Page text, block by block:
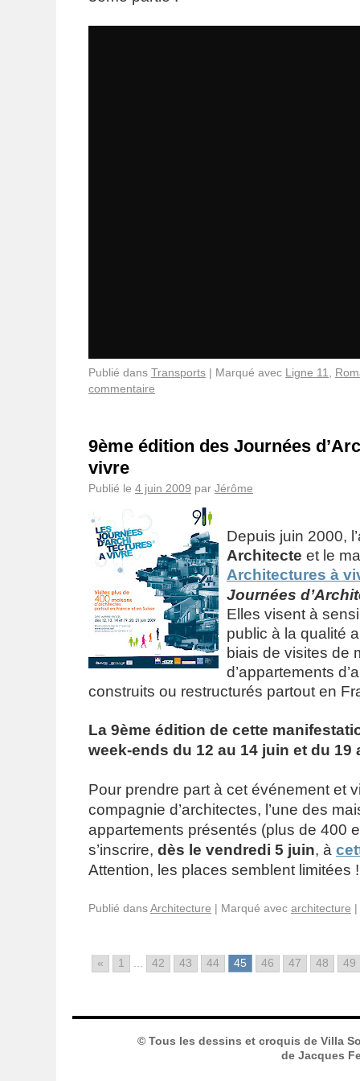
Publié dans Transports | Marqué avec Ligne 11
commentaire
9ème édition des Journées
vivre
Publié le 4 juin 2009 par Jérôme
Depuis juin 2000,
Architecte et le
Architectures à
Journées
Elles visent à
public à la qualité
biais de visites de
d’appartements
construits ou restructurés partout en
La 9ème édition de cette
week-ends du 12 au 14 juin et du 19
Pour prendre part à cet événement et
compagnie d’architectes, l’une des
appartements présentés (plus de 400
s’inscrire, dès le vendredi 5 juin, à
Attention, les places semblent limitées !
Publié dansArchitecture | Marqué avec architecture |
« 1 42 43 44 45 46 47 48 49
© Tous les dessins et croquis de Villa
de Jacques